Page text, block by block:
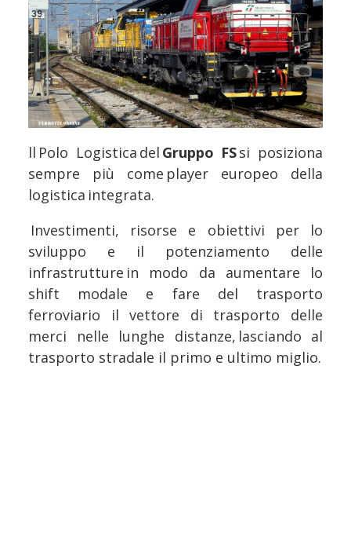
ll Polo Logistica del Gruppo FSsi posiziona
sempre più come player europeo della
logistica integrata.
Investimenti, risorse e obiettivi per lo
sviluppo e il potenziamento delle
infrastrutture in modo da aumentare lo
shift modale e fare del trasporto
ferroviario il vettore di trasporto delle
merci nelle lunghe distanze, lasciando al
trasporto stradale il primo e ultimo miglio.